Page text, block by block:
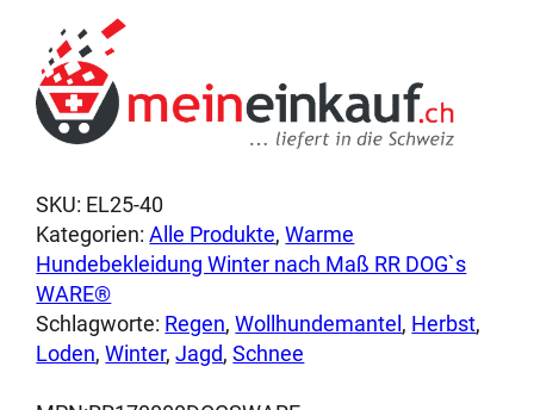
w
i
n
e
r
h
u
n
d
SKU: EL25-40
Kategorien:Alle Produkte, Warme
Hundebekleidung Winter nach Maß RR DOG`s
WARE®
Schlagworte: Regen, Wollhundemantel , Herbst
Loden, Winter, Jagd, Schnee